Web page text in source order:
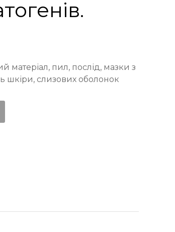
матеріал, пил, послід, мазки з
шкіри, слизових оболонок